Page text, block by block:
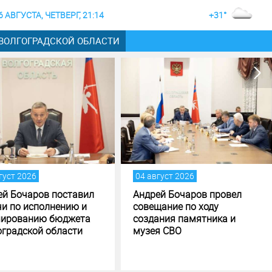
АВГУСТА, ЧЕТВЕРГ, 21:14 +31°
ОБЛАСТИ
август 2026
Бочаров провел
по ходу
памятника и
СВО
04 август 2026
Строительство музея
специальной военной
операции в Волгограде - на
финишной прямой